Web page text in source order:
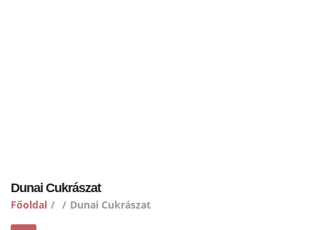
Dunai Cukrászat
Főoldal / / Dunai Cukrászat